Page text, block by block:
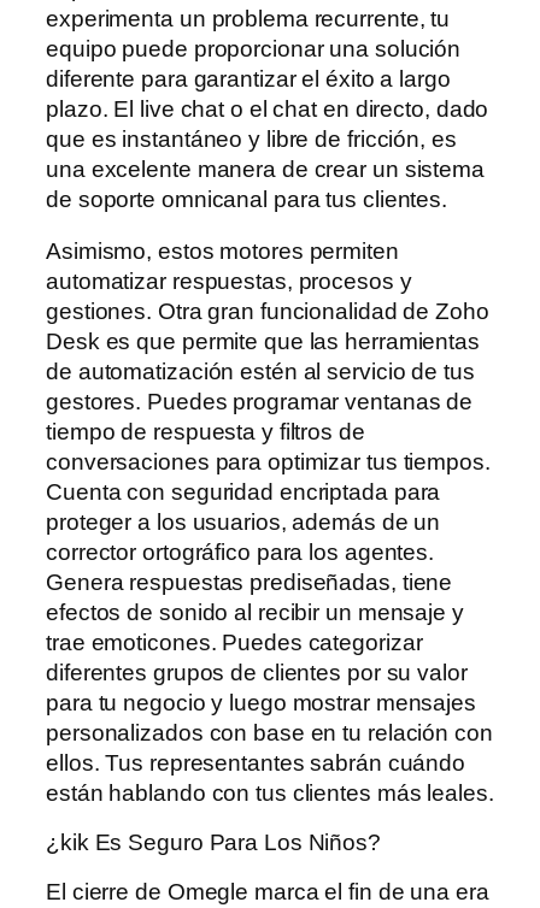
experimenta un problema recurrente, tu
equipo puede proporcionar una solución
diferente para garantizar el éxito a largo
plazo. El live chat o el chat en directo, dado
que es instantáneo y libre de fricción, es
una excelente manera de crear un sistema
de soporte omnicanal para tus clientes.
Asimismo, estos motores permiten
automatizar respuestas, procesos y
gestiones. Otra gran funcionalidad de Zoho
Desk es que permite que las herramientas
de automatización estén al servicio de tus
gestores. Puedes programar ventanas de
tiempo de respuesta y filtros de
conversaciones para optimizar tus tiempos.
Cuenta con seguridad encriptada para
proteger a los usuarios, además de un
corrector ortográfico para los agentes.
Genera respuestas prediseñadas, tiene
efectos de sonido al recibir un mensaje y
trae emoticones. Puedes categorizar
diferentes grupos de clientes por su valor
para tu negocio y luego mostrar mensajes
personalizados con base ​​en tu relación con
ellos. Tus representantes sabrán cuándo
están hablando con tus clientes más leales.
¿kik Es Seguro Para Los Niños?
El cierre de Omegle marca el fin de una era